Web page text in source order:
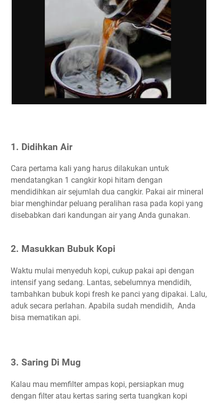
1. Didihkan Air
Cara pertama kali yang harus dilakukan untuk
mendatangkan 1 cangkir kopi hitam dengan
mendidihkan air sejumlah dua cangkir. Pakai air mineral
biar menghindar peluang peralihan rasa pada kopi yang
disebabkan dari kandungan air yang Anda gunakan.
2. Masukkan Bubuk Kopi
Waktu mulai menyeduh kopi, cukup pakai api dengan
intensif yang sedang. Lantas, sebelumnya mendidih,
tambahkan bubuk kopi fresh ke panci yang dipakai. Lalu,
aduk secara perlahan. Apabila sudah mendidih, Anda
bisa mematikan api.
3. Saring Di Mug
Kalau mau memfilter ampas kopi, persiapkan mug
dengan filter atau kertas saring serta tuangkan kopi